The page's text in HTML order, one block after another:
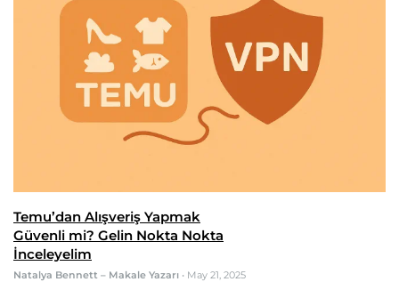
Temu’dan Alışveriş Yapmak
Güvenli mi? Gelin Nokta Nokta
İnceleyelim
Natalya Bennett – Makale Yazarı • May 21, 2025